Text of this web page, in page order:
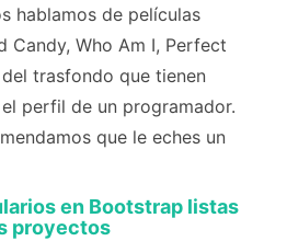
hablamos de películas
Candy, Who Am I, Perfect
trasfondo que tienen
perfil de un programador.
que le eches un
en Bootstrap listas
proyectos